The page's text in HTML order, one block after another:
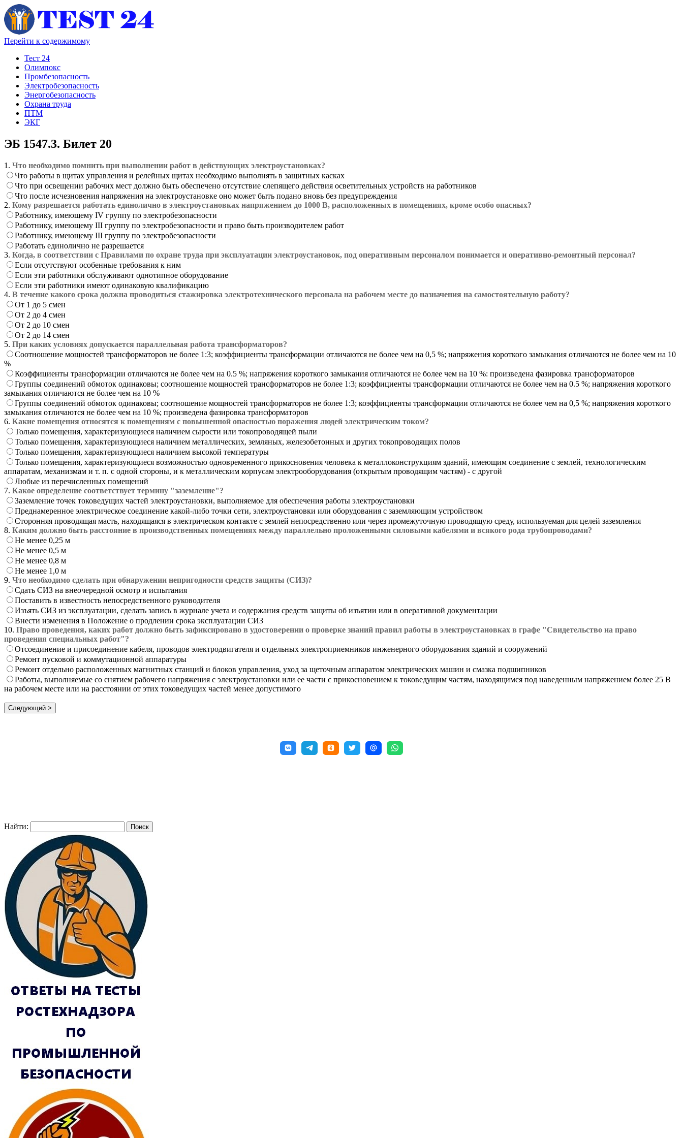
Перейти к содержимому
Тест 24
Олимпокс
Промбезопасность
Электробезопасность
Энергобезопасность
Охрана труда
ПТМ
ЭКГ
ЭБ 1547.3. Билет 20
1. Что необходимо помнить при выполнении работ в действующих электроустановках?
Что работы в щитах управления и релейных щитах необходимо выполнять в защитных касках
Что при освещении рабочих мест должно быть обеспечено отсутствие слепящего действия осветительных устройств на работников
Что после исчезновения напряжения на электроустановке оно может быть подано вновь без предупреждения
2. Кому разрешается работать единолично в электроустановках напряжением до 1000 В, расположенных в помещениях, кроме особо опасных?
Работнику, имеющему IV группу по электробезопасности
Работнику, имеющему III группу по электробезопасности и право быть производителем работ
Работнику, имеющему III группу по электробезопасности
Работать единолично не разрешается
3. Когда, в соответствии с Правилами по охране труда при эксплуатации электроустановок, под оперативным персоналом понимается и оперативно-ремонтный персонал?
Если отсутствуют особенные требования к ним
Если эти работники обслуживают однотипное оборудование
Если эти работники имеют одинаковую квалификацию
4. В течение какого срока должна проводиться стажировка электротехнического персонала на рабочем месте до назначения на самостоятельную работу?
От 1 до 5 смен
От 2 до 4 смен
От 2 до 10 смен
От 2 до 14 смен
5. При каких условиях допускается параллельная работа трансформаторов?
Соотношение мощностей трансформаторов не более 1:3; коэффициенты трансформации отличаются не более чем на 0,5 %; напряжения короткого замыкания отличаются не более чем на 10
%
Коэффициенты трансформации отличаются не более чем на 0.5 %; напряжения короткого замыкания отличаются не более чем на 10 %: произведена фазировка трансформаторов
Группы соединений обмоток одинаковы; соотношение мощностей трансформаторов не более 1:3; коэффициенты трансформации отличаются не более чем на 0.5 %; напряжения короткого
замыкания отличаются не более чем на 10 %
Группы соединений обмоток одинаковы; соотношение мощностей трансформаторов не более 1:3; коэффициенты трансформации отличаются не более чем на 0,5 %; напряжения короткого
замыкания отличаются не более чем на 10 %; произведена фазировка трансформаторов
6. Какие помещения относятся к помещениям с повышенной опасностью поражения людей электрическим током?
Только помещения, характеризующиеся наличием сырости или токопроводящей пыли
Только помещения, характеризующиеся наличием металлических, земляных, железобетонных и других токопроводящих полов
Только помещения, характеризующиеся наличием высокой температуры
Только помещения, характеризующиеся возможностью одновременного прикосновения человека к металлоконструкциям зданий, имеющим соединение с землей, технологическим
аппаратам, механизмам и т. п. с одной стороны, и к металлическим корпусам электрооборудования (открытым проводящим частям) - с другой
Любые из перечисленных помещений
7. Какое определение соответствует термину "заземление"?
Заземление точек токоведущих частей электроустановки, выполняемое для обеспечения работы электроустановки
Преднамеренное электрическое соединение какой-либо точки сети, электроустановки или оборудования с заземляющим устройством
Сторонняя проводящая масть, находящаяся в электрическом контакте с землей непосредственно или через промежуточную проводящую среду, используемая для целей заземления
8. Каким должно быть расстояние в производственных помещениях между параллельно проложенными силовыми кабелями и всякого рода трубопроводами?
Не менее 0,25 м
Не менее 0,5 м
Не менее 0,8 м
Не менее 1,0 м
9. Что необходимо сделать при обнаружении непригодности средств защиты (СИЗ)?
Сдать СИЗ на внеочередной осмотр и испытания
Поставить в известность непосредственного руководителя
Изъять СИЗ из эксплуатации, сделать запись в журнале учета и содержания средств защиты об изъятии или в оперативной документации
Внести изменения в Положение о продлении срока эксплуатации СИЗ
10. Право проведения, каких работ должно быть зафиксировано в удостоверении о проверке знаний правил работы в электроустановках в графе "Свидетельство на право
проведения специальных работ"?
Отсоединение и присоединение кабеля, проводов электродвигателя и отдельных электроприемников инженерного оборудования зданий и сооружений
Ремонт пусковой и коммутационной аппаратуры
Ремонт отдельно расположенных магнитных станций и блоков управления, уход за щеточным аппаратом электрических машин и смазка подшипников
Работы, выполняемые со снятием рабочего напряжения с электроустановки или ее части с прикосновением к токоведущим частям, находящимся под наведенным напряжением более 25 В
на рабочем месте или на расстоянии от этих токоведущих частей менее допустимого
Найти: